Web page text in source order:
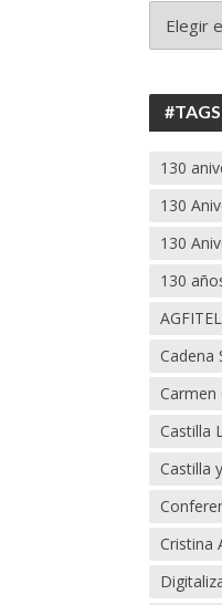
130
#TAGS
130
130
130
130
AGFITEL
Cadena
Carmen
Castilla
Castilla
Cristina